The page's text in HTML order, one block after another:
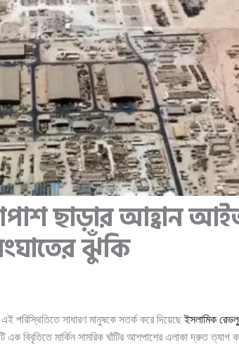
ছাড়ার আহ্বান
ঝুঁকি
পরিস্থিতিতে সাধারণ মানুষকে সতর্ক করে দিয়েছেইসলামিক
মার্কিন সামরিক ঘাঁটির আশপাশের এলাকা দ্রুত ত্যাগ